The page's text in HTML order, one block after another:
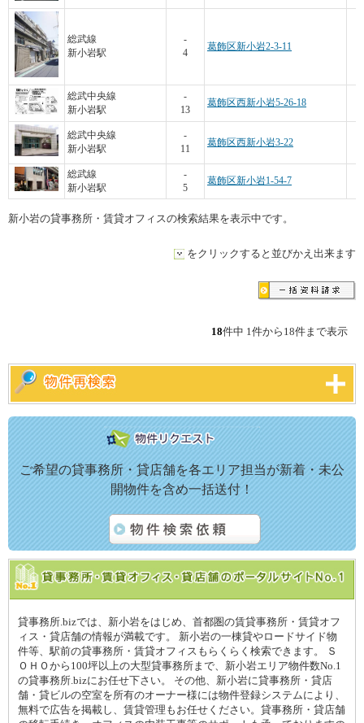
をクリックすると並びかえ出来ます
総武線
新小岩駅
-
4
葛飾区新小岩2-3-11
総武中央線
新小岩駅
-
13
葛飾区西新小岩5-26-18
総武中央線
新小岩駅
-
11
葛飾区西新小岩3-22
総武線
新小岩駅
-
5
葛飾区新小岩1-54-7
新小岩の貸事務所・賃貸オフィスの検索結果を表示中です。
18件中 1件から18件まで表示
ご希望の貸事務所・貸店舗を各エリア担当が新着・未公
開物件を含め一括送付！
貸事務所.bizでは、新小岩をはじめ、首都圏の賃貸事務所・賃貸オフ
ィス・貸店舗の情報が満載です。 新小岩の一棟貸やロードサイド物
件等、駅前の貸事務所・賃貸オフィスもらくらく検索できます。 Ｓ
ＯＨＯから100坪以上の大型貸事務所まで、新小岩エリア物件数No.1
の貸事務所.bizにお任せ下さい。 その他、新小岩に貸事務所・貸店
舗・貸ビルの空室を所有のオーナー様には物件登録システムにより、
無料で広告を掲載し、賃貸管理もお任せください。貸事務所・貸店舗